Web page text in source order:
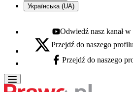
Українська (UA)
Youtube - otwiera się w nowej
Odwiedź nasz kanał
X - otwiera się w nowej karcie
Przejdź do naszego
Facebook - otwiera się w nowej
Przejdź do naszego